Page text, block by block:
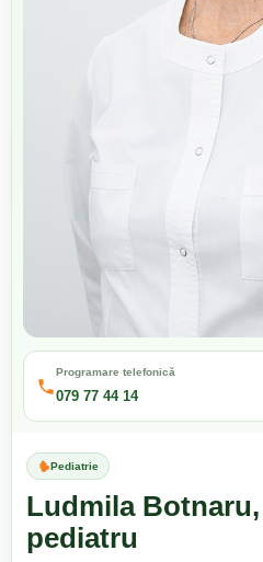
Programare telefonică
079 77 44 14
Pediatrie
Ludmila
pediatru